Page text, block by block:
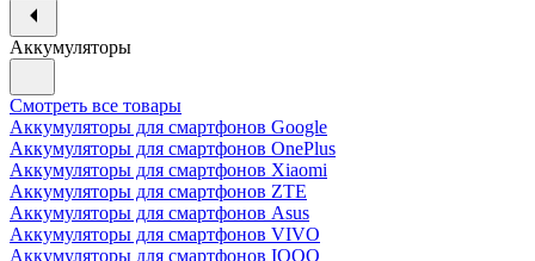
Аккумуляторы
Смотреть все товары
Аккумуляторы для смартфонов Google
Аккумуляторы для смартфонов OnePlus
Аккумуляторы для смартфонов Xiaomi
Аккумуляторы для смартфонов ZTE
Аккумуляторы для cмартфонов Asus
Аккумуляторы для смартфонов VIVO
Аккумуляторы для смартфонов IQOO